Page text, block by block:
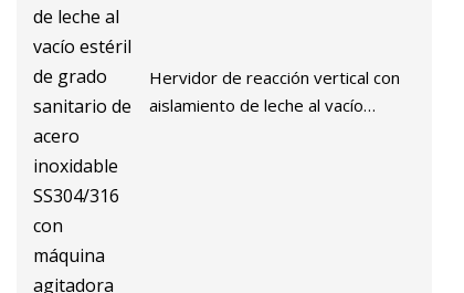
Hervidor de reacción vertical con
aislamiento de leche al vacío